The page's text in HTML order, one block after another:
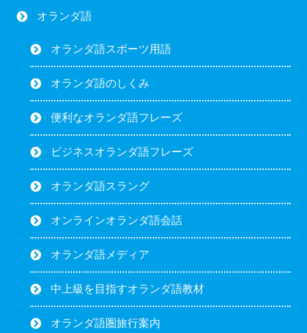
オランダ語
オランダ語スポーツ用語
オランダ語のしくみ
便利なオランダ語フレーズ
ビジネスオランダ語フレーズ
オランダ語スラング
オンラインオランダ語会話
オランダ語メディア
中上級を目指すオランダ語教材
オランダ語圏旅行案内